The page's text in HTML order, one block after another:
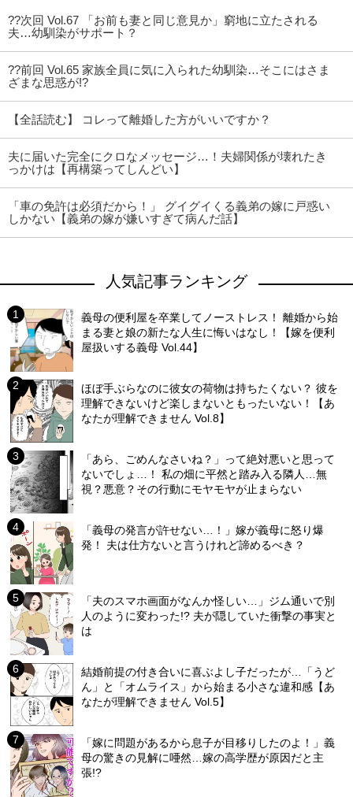
??次回 Vol.67 「お前も妻と同じ意見か」窮地に立たされる
夫…幼馴染がサポート？
??前回 Vol.65 家族全員に気に入られた幼馴染…そこにはさま
ざまな思惑が!?
【全話読む】 コレって離婚した方がいいですか？
夫に届いた完全にクロなメッセージ…！夫婦関係が壊れたき
っかけは【再構築ってしんどい】
「車の免許は必須だから！」 グイグイくる義弟の嫁に戸惑い
しかない【義弟の嫁が嫌いすぎて病んだ話】
人気記事ランキング
義母の便利屋を卒業してノーストレス！ 離婚から始
まる妻と娘の新たな人生に悔いはなし！【嫁を便利
屋扱いする義母 Vol.44】
ほぼ手ぶらなのに彼女の荷物は持ちたくない？ 彼を
理解できないけど楽しまないともったいない！【あ
なたが理解できません Vol.8】
「あら、ごめんなさいね？」って絶対悪いと思って
ないでしょ…！ 私の畑に平然と踏み入る隣人…無
視？悪意？その行動にモヤモヤが止まらない
「義母の発言が許せない…！」嫁が義母に怒り爆
発！ 夫は仕方ないと言うけれど諦めるべき？
「夫のスマホ画面がなんか怪しい…」ジム通いで別
人のように変わった!? 夫が隠していた衝撃の事実と
は
結婚前提の付き合いに喜ぶよし子だったが…「うど
ん」と「オムライス」から始まる小さな違和感【あ
なたが理解できません Vol.5】
「嫁に問題があるから息子が目移りしたのよ！」義
母の驚きの見解に唖然…嫁の高学歴が原因だと主
張!?